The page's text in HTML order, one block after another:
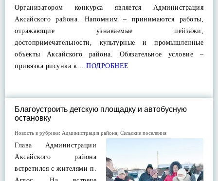
Организатором конкурса является Администрация
Аксайского района. Напомним – принимаются работы,
отражающие узнаваемые пейзажи,
достопримечательности, культурные и промышленные
объекты Аксайского района. Обязательное условие –
привязка рисунка к… ПОДРОБНЕЕ
Благоустроить детскую площадку и автобусную
остановку
Новость в рубрике: Администрация района Сельские поселения
Глава Администрации
Аксайского района
встретился с жителями п.